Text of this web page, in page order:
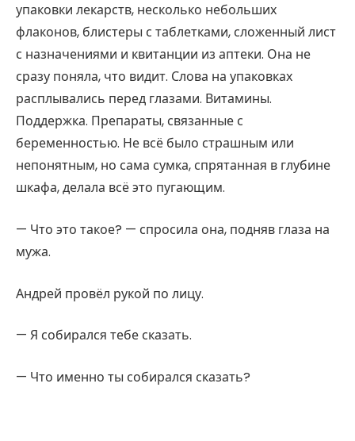
упаковки лекарств, несколько небольших
флаконов, блистеры с таблетками, сложенный лист
с назначениями и квитанции из аптеки. Она не
сразу поняла, что видит. Слова на упаковках
расплывались перед глазами. Витамины.
Поддержка. Препараты, связанные с
беременностью. Не всё было страшным или
непонятным, но сама сумка, спрятанная в глубине
шкафа, делала всё это пугающим.
— Что это такое? — спросила она, подняв глаза на
мужа.
Андрей провёл рукой по лицу.
— Я собирался тебе сказать.
— Что именно ты собирался сказать?